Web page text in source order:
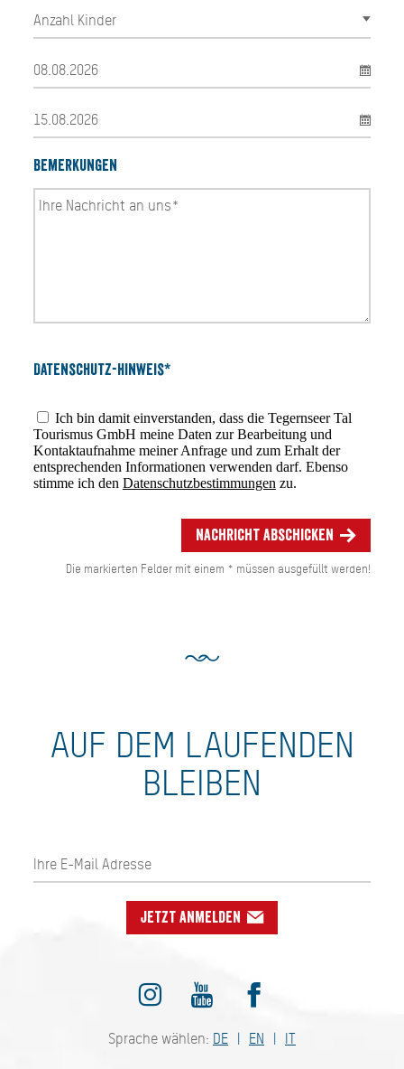
Bemerkungen
Datenschutz-Hinweis*
Ich bin damit einverstanden, dass die Tegernseer Tal
Tourismus GmbH meine Daten zur Bearbeitung und
Kontaktaufnahme meiner Anfrage und zum Erhalt der
entsprechenden Informationen verwenden darf. Ebenso
stimme ich den Datenschutzbestimmungen zu.
Nachricht abschicken
Die markierten Felder mit einem * müssen ausgefüllt werden!
AUF DEM LAUFENDEN
BLEIBEN
Jetzt anmelden
Sprache wählen: DE EN IT